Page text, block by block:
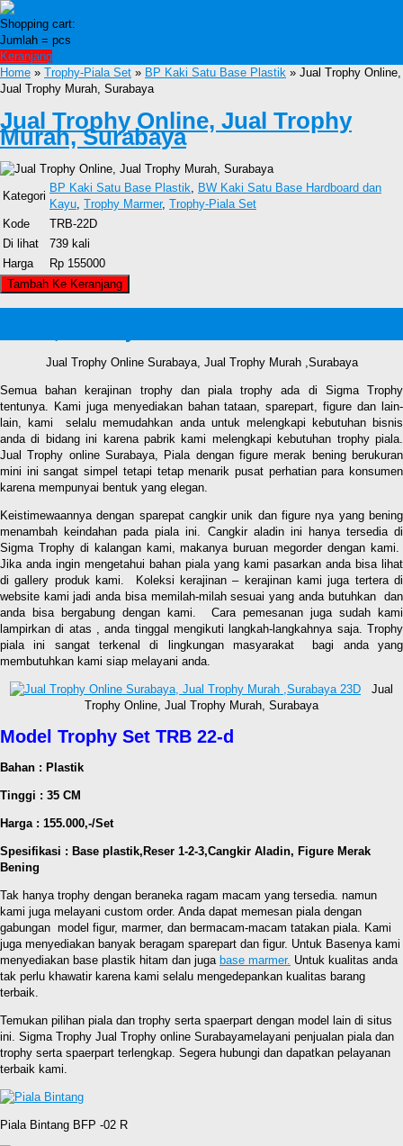
Shopping cart:
Jumlah = pcs
Keranjang
Home » Trophy-Piala Set » BP Kaki Satu Base Plastik » Jual Trophy Online,
Jual Trophy Murah, Surabaya
Jual Trophy Online, Jual Trophy
Murah, Surabaya
Kategori
BP Kaki Satu Base Plastik
BW Kaki Satu Base Hardboard dan
Kayu Trophy Marmer, Trophy-Piala Set
Kode
TRB-22D
Di lihat
739 kali
Harga
Rp 155000
Jual Trophy Online Surabaya, Jual Trophy Murah ,Surabaya
Semua bahan kerajinan trophy dan piala trophy ada di Sigma Trophy
tentunya. Kami juga menyediakan bahan tataan, sparepart, figure dan lain-
lain, kami selalu memudahkan anda untuk melengkapi kebutuhan bisnis
anda di bidang ini karena pabrik kami melengkapi kebutuhan trophy piala.
Jual Trophy online Surabaya, Piala dengan figure merak bening berukuran
mini ini sangat simpel tetapi tetap menarik pusat perhatian para konsumen
karena mempunyai bentuk yang elegan.
Keistimewaannya dengan sparepat cangkir unik dan figure nya yang bening
menambah keindahan pada piala ini. Cangkir aladin ini hanya tersedia di
Sigma Trophy di kalangan kami, makanya buruan megorder dengan kami.
Jika anda ingin mengetahui bahan piala yang kami pasarkan anda bisa lihat
di gallery produk kami. Koleksi kerajinan – kerajinan kami juga tertera di
website kami jadi anda bisa memilah-milah sesuai yang anda butuhkan dan
anda bisa bergabung dengan kami. Cara pemesanan juga sudah kami
lampirkan di atas , anda tinggal mengikuti langkah-langkahnya saja. Trophy
piala ini sangat terkenal di lingkungan masyarakat bagi anda yang
membutuhkan kami siap melayani anda.
Jual
Trophy Online, Jual Trophy Murah, Surabaya
Model Trophy Set TRB 22-d
Bahan : Plastik
Tinggi : 35 CM
Harga : 155.000,-/Set
Spesifikasi : Base plastik,Reser 1-2-3,Cangkir Aladin, Figure Merak
Bening
Tak hanya trophy dengan beraneka ragam macam yang tersedia. namun
kami juga melayani custom order. Anda dapat memesan piala dengan
gabungan model figur, marmer, dan bermacam-macam tatakan piala. Kami
juga menyediakan banyak beragam sparepart dan figur. Untuk Basenya kami
menyediakan base plastik hitam dan juga base marmer. Untuk kualitas anda
tak perlu khawatir karena kami selalu mengedepankan kualitas barang
terbaik.
Temukan pilihan piala dan trophy serta spaerpart dengan model lain di situs
ini. Sigma Trophy Jual Trophy online Surabayamelayani penjualan piala dan
trophy serta spaerpart terlengkap. Segera hubungi dan dapatkan pelayanan
terbaik kami.
Piala Bintang BFP -02 R